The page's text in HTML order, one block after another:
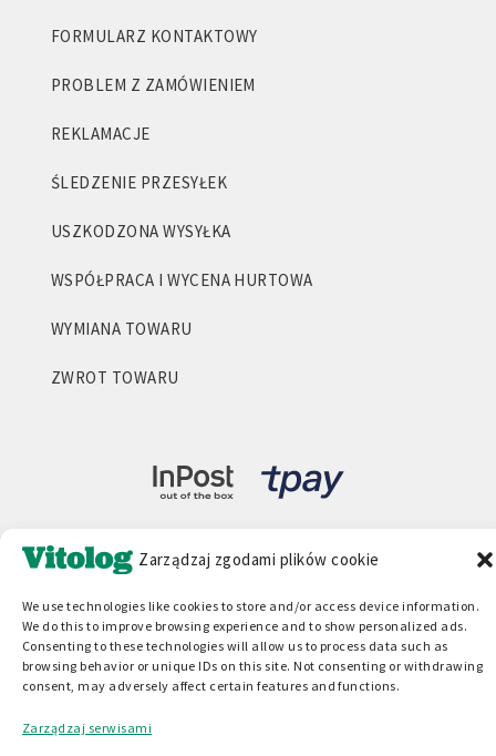
Zarządzaj zgodami plików cookie
We use technologies like cookies to store and/or access device information.
We do this to improve browsing experience and to show personalized ads.
Consenting to these technologies will allow us to process data such as
browsing behavior or unique IDs on this site. Not consenting or withdrawing
consent, may adversely affect certain features and functions.
Zarządzaj serwisami
FORMULARZ KONTAKTOWY
PROBLEM Z ZAMÓWIENIEM
REKLAMACJE
ŚLEDZENIE PRZESYŁEK
USZKODZONA WYSYŁKA
WSPÓŁPRACA I WYCENA HURTOWA
WYMIANA TOWARU
ZWROT TOWARU